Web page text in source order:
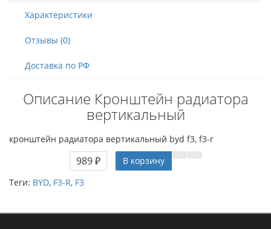
Характеристики
Отзывы (0)
Доставка по РФ
Описание Кронштейн радиатора
вертикальный
кронштейн радиатора вертикальный byd f3, f3-r
989 ₽
В корзину
Теги: BYD, F3-R, F3